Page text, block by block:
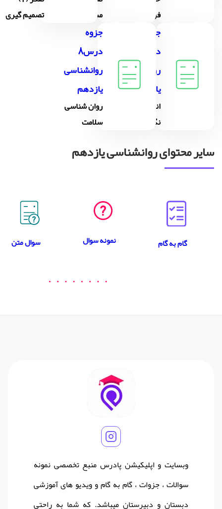
فراموشی
مسئله
تصمیم گیری
جزوه
روانشناسی
یازدهم
انگیزه و
نگرش
جزوه
درس8
روانشناسی
یازدهم
روان شناسی
سلامت
سایر محتوای روانشناسی یازدهم
گام به گام نمونه سوال سوال متن
وبسایت و اپلیکیشن پادرس منبع تخصصی نمونه
سوالات ، جزوات ، گام به گام و ویدیو های آموزشی
دبستان و دبیرستان میباشد. که شما به راحتی